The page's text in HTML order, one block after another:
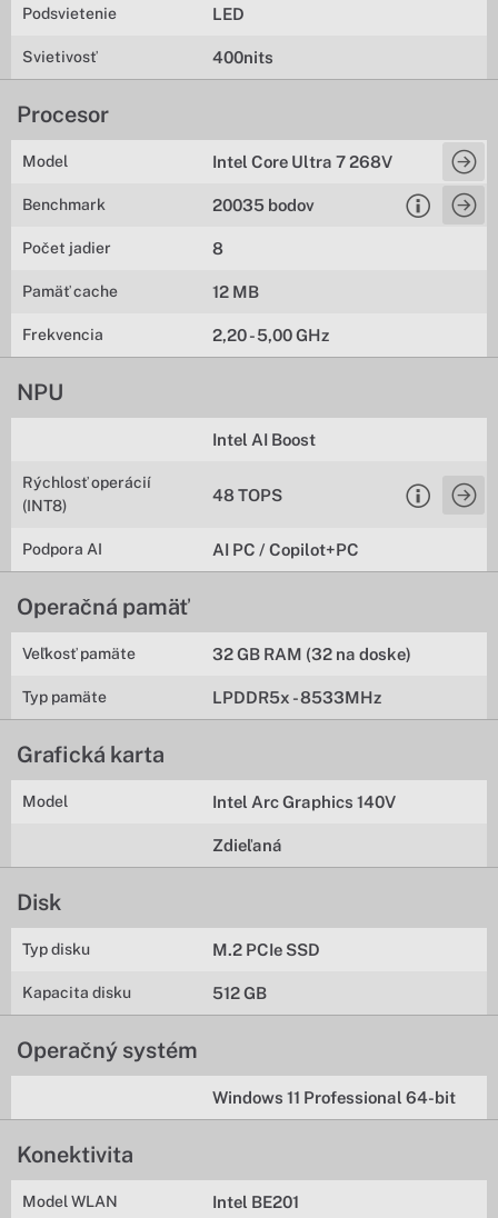
Podsvietenie LED
Svietivosť 400nits
Procesor
Model Intel Core Ultra 7 268V
Benchmark 20035 bodov
Počet jadier 8
Pamäť cache 12 MB
Frekvencia 2,20 - 5,00 GHz
NPU
Intel AI Boost
Rýchlosť operácií
(INT8)
48 TOPS
Podpora AI AI PC / Copilot+PC
Operačná pamäť
Veľkosť pamäte 32 GB RAM (32 na doske)
Typ pamäte LPDDR5x - 8533MHz
Grafická karta
Model Intel Arc Graphics 140V
Zdieľaná
Disk
Typ disku M.2 PCIe SSD
Kapacita disku 512 GB
Operačný systém
Windows 11 Professional 64-bit
Konektivita
Model WLAN Intel BE201